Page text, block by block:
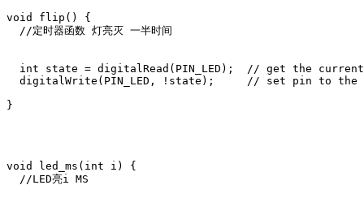
void flip() {
  //定时器函数 灯亮灭 一半时间
int state = digitalRead(PIN_LED);  // get the
digitalWrite(PIN_LED, !state);     // set pin to the
}
void led_ms(int i) {
  //LED亮i MS